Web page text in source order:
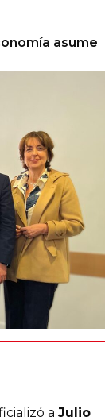
asume
a Julio